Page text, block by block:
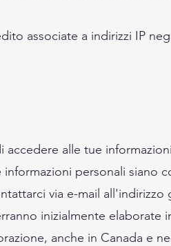
associate a indirizzi IP
accedere alle tue
personali siano
via e-mail all'indirizzo
inizialmente
anche in Canada e